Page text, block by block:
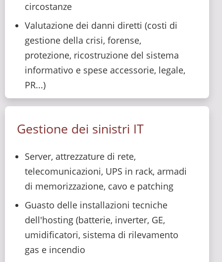
circostanze
Valutazione dei danni diretti (costi di
gestione della crisi, forense,
protezione, ricostruzione del sistema
informativo e spese accessorie, legale,
PR...)
Gestione dei sinistri IT
Server, attrezzature di rete,
telecomunicazioni, UPS in rack, armadi
di memorizzazione, cavo e patching
Guasto delle installazioni tecniche
dell'hosting (batterie, inverter, GE,
umidificatori, sistema di rilevamento
gas e incendio